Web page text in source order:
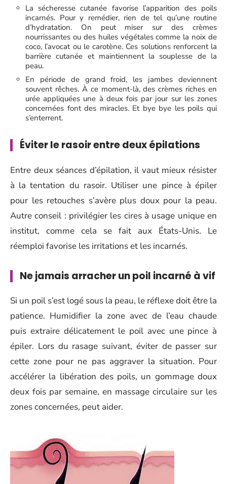
La sécheresse cutanée favorise l’apparition des poils
incarnés. Pour y remédier, rien de tel qu’une routine
d’hydratation. On peut miser sur des crèmes
nourrissantes ou des huiles végétales comme la noix de
coco, l’avocat ou le carotène. Ces solutions renforcent la
barrière cutanée et maintiennent la souplesse de la
peau.
En période de grand froid, les jambes deviennent
souvent rêches. À ce moment-là, des crèmes riches en
urée appliquées une à deux fois par jour sur les zones
concernées font des miracles. Et bye bye les poils qui
s’enterrent.
Éviter le rasoir entre deux épilations
Entre deux séances d’épilation, il vaut mieux résister
à la tentation du rasoir. Utiliser une pince à épiler
pour les retouches s’avère plus doux pour la peau.
Autre conseil : privilégier les cires à usage unique en
institut, comme cela se fait aux États-Unis. Le
réemploi favorise les irritations et les incarnés.
Ne jamais arracher un poil incarné à vif
Si un poil s’est logé sous la peau, le réflexe doit être la
patience. Humidifier la zone avec de l’eau chaude
puis extraire délicatement le poil avec une pince à
épiler. Lors du rasage suivant, éviter de passer sur
cette zone pour ne pas aggraver la situation. Pour
accélérer la libération des poils, un gommage doux
deux fois par semaine, en massage circulaire sur les
zones concernées, peut aider.